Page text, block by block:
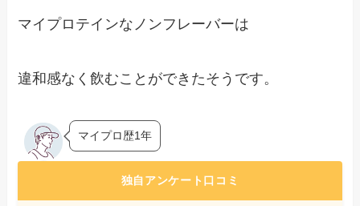
マイプロテインなノンフレーバーは
違和感なく飲むことができたそうです。
マイプロ歴1年
独自アンケート口コミ